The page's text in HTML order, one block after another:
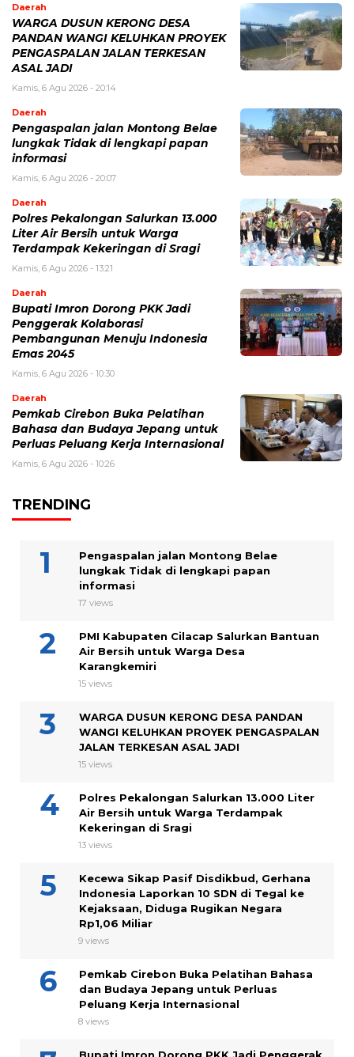
Daerah
WARGA DUSUN KERONG DESA
PANDAN WANGI KELUHKAN PROYEK
PENGASPALAN JALAN TERKESAN
ASAL JADI
Kamis, 6 Agu 2026 - 20:14
Daerah
Pengaspalan jalan Montong Belae
lungkak Tidak di lengkapi papan
informasi
Kamis, 6 Agu 2026 - 20:07
Daerah
Polres Pekalongan Salurkan 13.000
Liter Air Bersih untuk Warga
Terdampak Kekeringan di Sragi
Kamis, 6 Agu 2026 - 13:21
Daerah
Bupati Imron Dorong PKK Jadi
Penggerak Kolaborasi
Pembangunan Menuju Indonesia
Emas 2045
Kamis, 6 Agu 2026 - 10:30
Daerah
Pemkab Cirebon Buka Pelatihan
Bahasa dan Budaya Jepang untuk
Perluas Peluang Kerja Internasional
Kamis, 6 Agu 2026 - 10:26
TRENDING
Pengaspalan jalan Montong Belae
lungkak Tidak di lengkapi papan
informasi
17 views
PMI Kabupaten Cilacap Salurkan Bantuan
Air Bersih untuk Warga Desa
Karangkemiri
15 views
WARGA DUSUN KERONG DESA PANDAN
WANGI KELUHKAN PROYEK PENGASPALAN
JALAN TERKESAN ASAL JADI
15 views
Polres Pekalongan Salurkan 13.000 Liter
Air Bersih untuk Warga Terdampak
Kekeringan di Sragi
13 views
Kecewa Sikap Pasif Disdikbud, Gerhana
Indonesia Laporkan 10 SDN di Tegal ke
Kejaksaan, Diduga Rugikan Negara
Rp1,06 Miliar
9 views
Pemkab Cirebon Buka Pelatihan Bahasa
dan Budaya Jepang untuk Perluas
Peluang Kerja Internasional
8 views